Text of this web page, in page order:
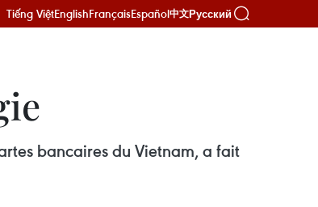
Tiếng ViệtEnglishFrançaisEspañol中文Русский
bancaires du Vietnam, a fait